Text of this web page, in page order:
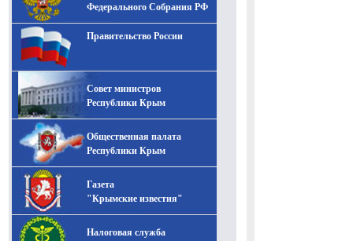
Федерального Собрания РФ
Правительство России
Совет министров
Республики Крым
Общественная палата
Республики Крым
Газета
"Крымские известия"
Налоговая служба